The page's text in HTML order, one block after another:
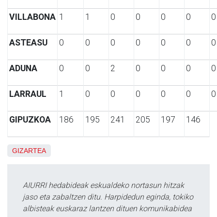
VILLABONA 1 1 0 0 0 0 0
ASTEASU 0 0 0 0 0 0 0
ADUNA 0 0 2 0 0 0 0
LARRAUL 1 0 0 0 0 0 0
GIPUZKOA 186 195 241 205 197 146
GIZARTEA
AIURRI hedabideak eskualdeko nortasun hitzak
jaso eta zabaltzen ditu. Harpidedun eginda, tokiko
albisteak euskaraz lantzen dituen komunikabidea